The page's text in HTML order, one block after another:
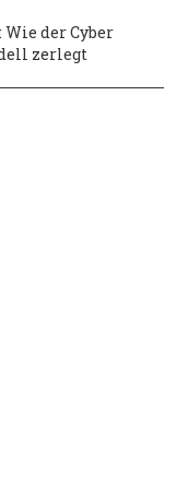
der Cyber
zerlegt